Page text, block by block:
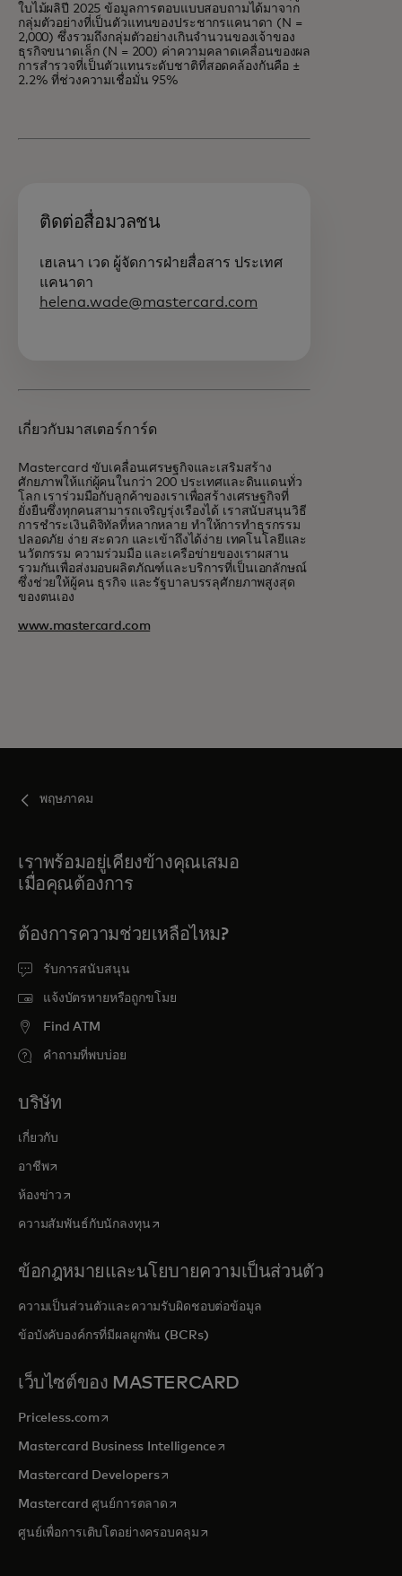
ใบไม้ผลิปี 2025 ข้อมูลการตอบแบบสอบถามได้มาจาก
กลุ่มตัวอย่างที่เป็นตัวแทนของประชากรแคนาดา (N =
2,000) ซึ่งรวมถึงกลุ่มตัวอย่างเกินจำนวนของเจ้าของ
ธุรกิจขนาดเล็ก (N = 200) ค่าความคลาดเคลื่อนของผล
การสำรวจที่เป็นตัวแทนระดับชาติที่สอดคล้องกันคือ ±
2.2% ที่ช่วงความเชื่อมั่น 95%
ติดต่อสื่อมวลชน
เฮเลนา เวด ผู้จัดการฝ่ายสื่อสาร ประเทศ
แคนาดา
helena.wade@mastercard.com
เกี่ยวกับมาสเตอร์การ์ด
Mastercard ขับเคลื่อนเศรษฐกิจและเสริมสร้าง
ศักยภาพให้แก่ผู้คนในกว่า 200 ประเทศและดินแดนทั่ว
โลก เราร่วมมือกับลูกค้าของเราเพื่อสร้างเศรษฐกิจที่
ยั่งยืนซึ่งทุกคนสามารถเจริญรุ่งเรืองได้ เราสนับสนุนวิธี
การชำระเงินดิจิทัลที่หลากหลาย ทำให้การทำธุรกรรม
ปลอดภัย ง่าย สะดวก และเข้าถึงได้ง่าย เทคโนโลยีและ
นวัตกรรม ความร่วมมือ และเครือข่ายของเราผสาน
รวมกันเพื่อส่งมอบผลิตภัณฑ์และบริการที่เป็นเอกลักษณ์
ซึ่งช่วยให้ผู้คน ธุรกิจ และรัฐบาลบรรลุศักยภาพสูงสุด
ของตนเอง
www.mastercard.com
พฤษภาคม
เราพร้อมอยู่เคียงข้างคุณเสมอ
เมื่อคุณต้องการ
ต้องการความช่วยเหลือไหม?
รับการสนับสนุน
แจ้งบัตรหายหรือถูกขโมย
Find ATM
คำถามที่พบบ่อย
บริษัท
เกี่ยวกับ
อาชีพopens in a new tab
ห้องข่าว opens in a new tab
ความสัมพันธ์กับนักลงทุนopens in a new tab
ข้อกฎหมายและนโยบายความเป็นส่วนตัว
ความเป็นส่วนตัวและความรับผิดชอบต่อข้อมูล
ข้อบังคับองค์กรที่มีผลผูกพัน (BCRs)
เว็บไซต์ของ MASTERCARD
Priceless.com opens in a new tab
Mastercard Business Intelligenceopens in a new tab
Mastercard Developersopens in a new tab
Mastercard ศูนย์การตลาด opens in a new tab
ศูนย์เพื่อการเติบโตอย่างครอบคลุมopens in a new tab